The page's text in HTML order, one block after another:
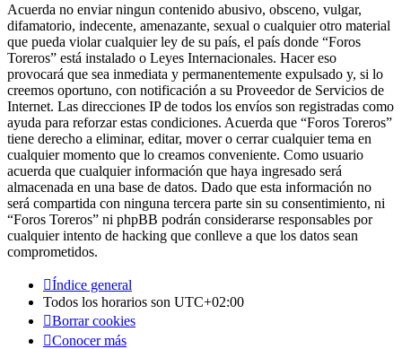
Acuerda no enviar ningun contenido abusivo, obsceno, vulgar,
difamatorio, indecente, amenazante, sexual o cualquier otro material
que pueda violar cualquier ley de su país, el país donde “Foros
Toreros” está instalado o Leyes Internacionales. Hacer eso
provocará que sea inmediata y permanentemente expulsado y, si lo
creemos oportuno, con notificación a su Proveedor de Servicios de
Internet. Las direcciones IP de todos los envíos son registradas como
ayuda para reforzar estas condiciones. Acuerda que “Foros Toreros”
tiene derecho a eliminar, editar, mover o cerrar cualquier tema en
cualquier momento que lo creamos conveniente. Como usuario
acuerda que cualquier información que haya ingresado será
almacenada en una base de datos. Dado que esta información no
será compartida con ninguna tercera parte sin su consentimiento, ni
“Foros Toreros” ni phpBB podrán considerarse responsables por
cualquier intento de hacking que conlleve a que los datos sean
comprometidos.
Índice general
Todos los horarios son UTC+02:00
Borrar cookies
Conocer más